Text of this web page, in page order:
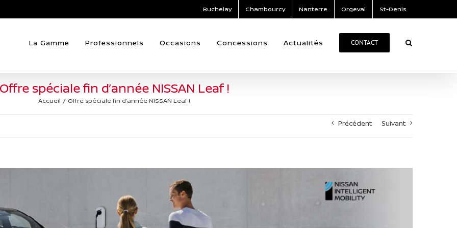
Buchelay Chambourcy Nanterre Orgeval St-Denis
La Gamme Professionnels Occasions Concessions Actualités CONTACT
Offre spéciale fin d’année NISSAN Leaf !
Accueil Offre spéciale fin d’année NISSAN Leaf !
Précédent Suivant